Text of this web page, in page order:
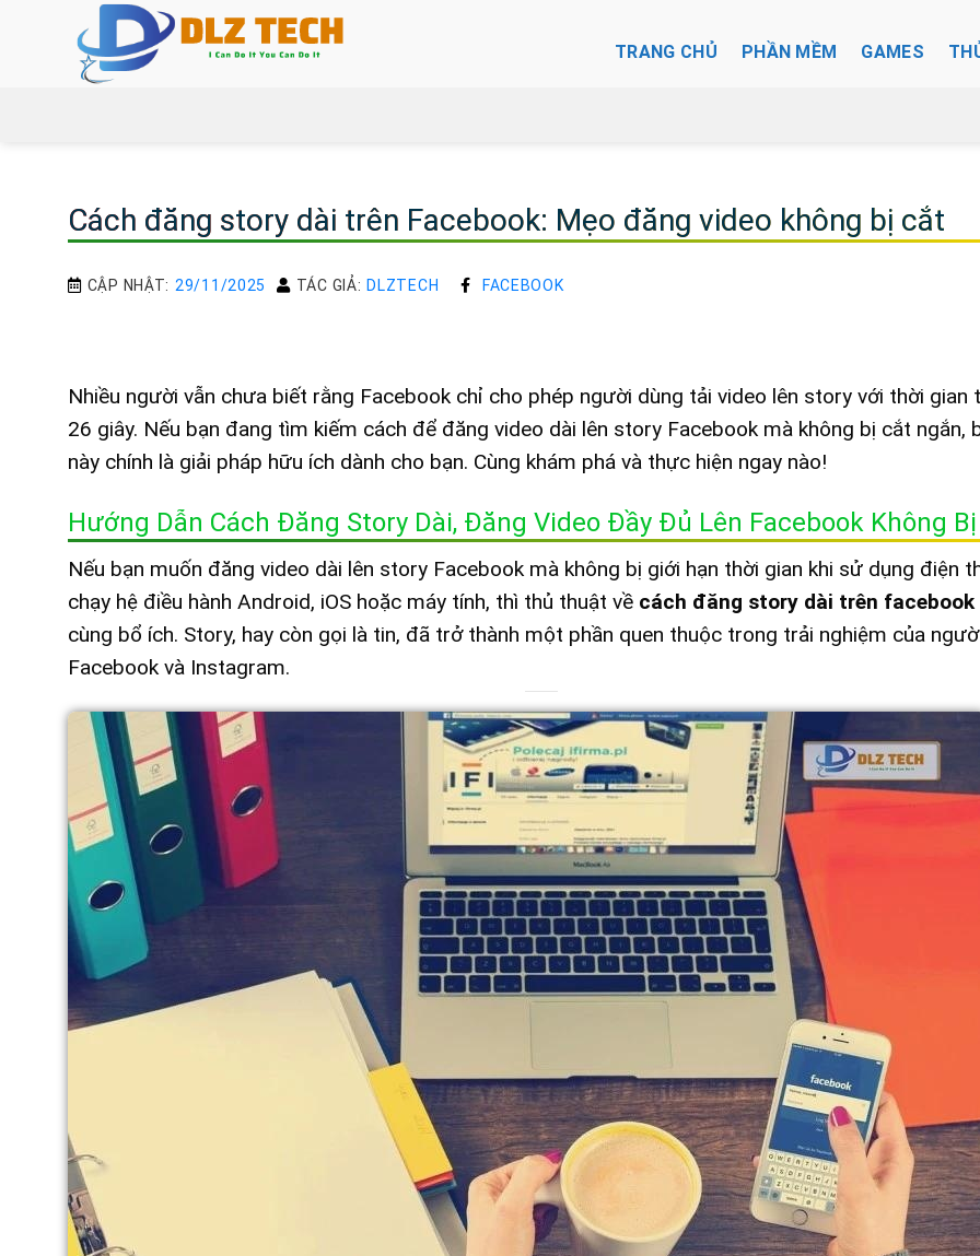
TRANG CHỦ PHẦN MỀM GAMES
Cách đăng story dài trên Facebook: Mẹo đăng video không bị cắt
CẬP NHẬT: 29/11/2025 TÁC GIẢ: DLZTECH FACEBOOK
Nhiều người vẫn chưa biết rằng Facebook chỉ cho phép người dùng tải video lên story với thời gian
26 giây. Nếu bạn đang tìm kiếm cách để đăng video dài lên story Facebook mà không bị cắt ngắn,
này chính là giải pháp hữu ích dành cho bạn. Cùng khám phá và thực hiện ngay nào!
Hướng Dẫn Cách Đăng Story Dài, Đăng Video Đầy Đủ Lên Facebook Không
Nếu bạn muốn đăng video dài lên story Facebook mà không bị giới hạn thời gian khi sử dụng điện
chạy hệ điều hành Android, iOS hoặc máy tính, thì thủ thuật về cách đăng story dài trên facebook
cùng bổ ích. Story, hay còn gọi là tin, đã trở thành một phần quen thuộc trong trải nghiệm của
Facebook và Instagram.